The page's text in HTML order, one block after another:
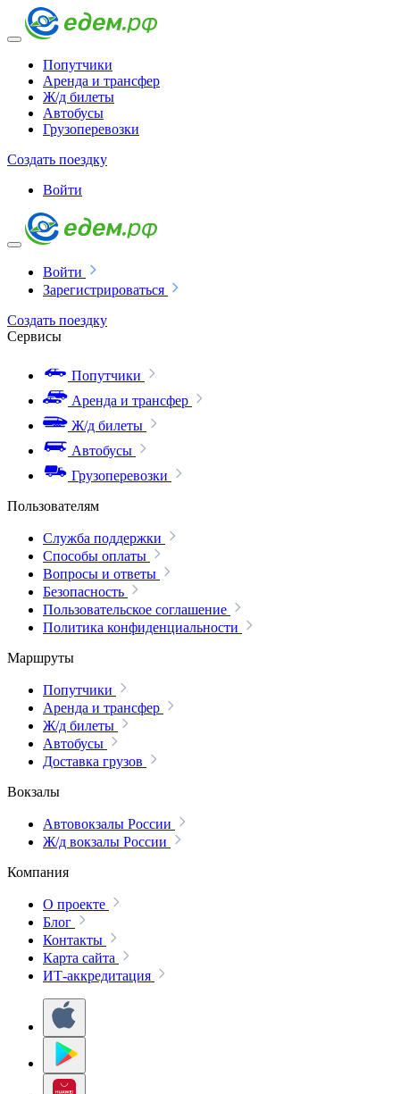
Попутчики
Аренда и трансфер
Ж/д билеты
Автобусы
Грузоперевозки
Создать поездку
Войти
Войти
Зарегистрироваться
Создать поездку
Сервисы
Попутчики
Аренда и трансфер
Ж/д билеты
Автобусы
Грузоперевозки
Пользователям
Служба поддержки
Способы оплаты
Вопросы и ответы
Безопасность
Пользовательское соглашение
Политика конфиденциальности
Маршруты
Попутчики
Аренда и трансфер
Ж/д билеты
Автобусы
Доставка грузов
Вокзалы
Автовокзалы России
Ж/д вокзалы России
Компания
О проекте
Блог
Контакты
Карта сайта
ИТ-аккредитация